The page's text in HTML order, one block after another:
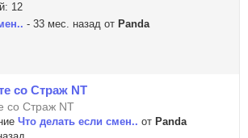
12
- 33 мес. назад от Panda
со Страж NT
со Страж NT
Что делать если смен.. от Panda